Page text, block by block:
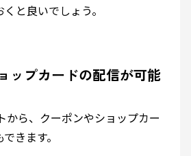
と良いでしょう。
ップカードの配信が可能
から、クーポンやショップカー
きます。